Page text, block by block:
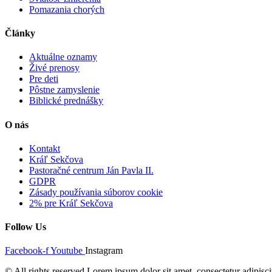
Pomazania chorých
Články
Aktuálne oznamy
Živé prenosy
Pre deti
Pôstne zamyslenie
Biblické prednášky
O nás
Kontakt
Kráľ Sekčova
Pastoračné centrum Ján Pavla II.
GDPR
Zásady používania súborov cookie
2% pre Kráľ Sekčova
Follow Us
Facebook-fYoutube Instagram